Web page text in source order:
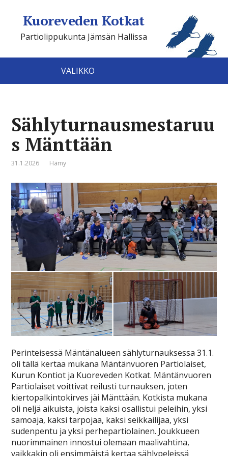
Kuoreveden Kotkat
Partiolippukunta Jämsän Hallissa
VALIKKO
Sählyturnausmestaruu
s Mänttään
31.1.2026 Hämy
Perinteisessä Mäntänalueen sählyturnauksessa 31.1.
oli tällä kertaa mukana Mäntänvuoren Partiolaiset,
Kurun Kontiot ja Kuoreveden Kotkat. Mäntänvuoren
Partiolaiset voittivat reilusti turnauksen, joten
kiertopalkintokirves jäi Mänttään. Kotkista mukana
oli neljä aikuista, joista kaksi osallistui peleihin, yksi
samoaja, kaksi tarpojaa, kaksi seikkailijaa, yksi
sudenpentu ja yksi perhepartiolainen. Joukkueen
nuorimmainen innostui olemaan maalivahtina,
vaikkakin oli ensimmäistä kertaa sählypeleissä